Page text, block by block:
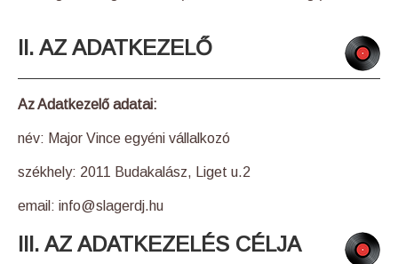
II. AZ ADATKEZELŐ
Az Adatkezelő adatai:
név: Major Vince egyéni vállalkozó
székhely: 2011 Budakalász, Liget u.2
email: info@slagerdj.hu
III. AZ ADATKEZELÉS CÉLJA